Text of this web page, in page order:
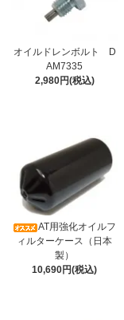
オイルドレンボルト D
AM7335
2,980円(税込)
AT用強化オイルフ
ィルターケース（日本
製）
10,690円(税込)